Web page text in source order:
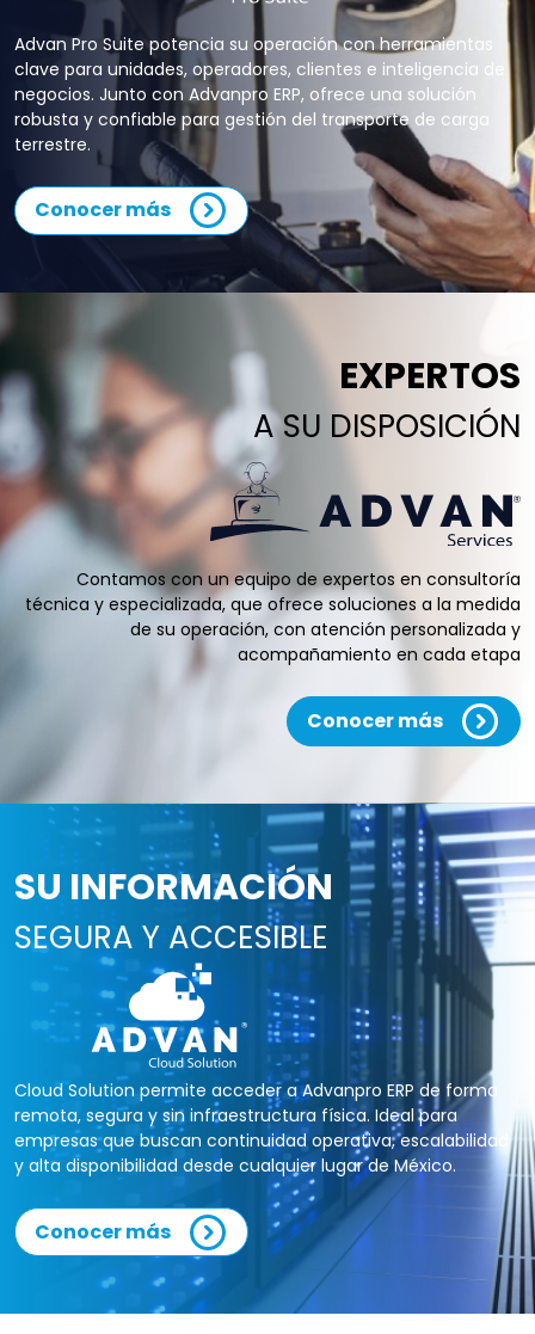
Advan Pro Suite potencia su operación con herramientas
clave para unidades, operadores, clientes e inteligencia de
negocios. Junto con Advanpro ERP, ofrece una solución
robusta y confiable para gestión del transporte de carga
terrestre.
Conocer más
EXPERTOS
A SU DISPOSICIÓN
Contamos con un equipo de expertos en consultoría
técnica y especializada, que ofrece soluciones a la medida
de su operación, con atención personalizada y
acompañamiento en cada etapa
Conocer más
SU INFORMACIÓN
SEGURA Y ACCESIBLE
Cloud Solution permite acceder a Advanpro ERP de forma
remota, segura y sin infraestructura física. Ideal para
empresas que buscan continuidad operativa, escalabilidad
y alta disponibilidad desde cualquier lugar de México.
Conocer más